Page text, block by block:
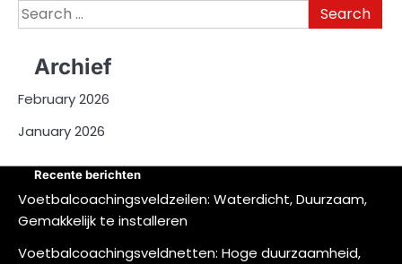
Search
for:
Archief
February 2026
January 2026
Recente berichten
Voetbalcoachingsveldzeilen: Waterdicht, Duurzaam,
Gemakkelijk te installeren
Voetbalcoachingsveldnetten: Hoge duurzaamheid,